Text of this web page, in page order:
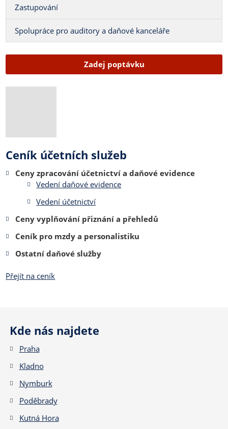
Zastupování
Spolupráce pro auditory a daňové kanceláře
Zadej poptávku
Ceník účetních služeb
Ceny zpracování účetnictví a daňové evidence
Vedení daňové evidence
Vedení účetnictví
Ceny vyplňování přiznání a přehledů
Ceník pro mzdy a personalistiku
Ostatní daňové služby
Přejít na ceník
Kde nás najdete
Praha
Kladno
Nymburk
Poděbrady
Kutná Hora